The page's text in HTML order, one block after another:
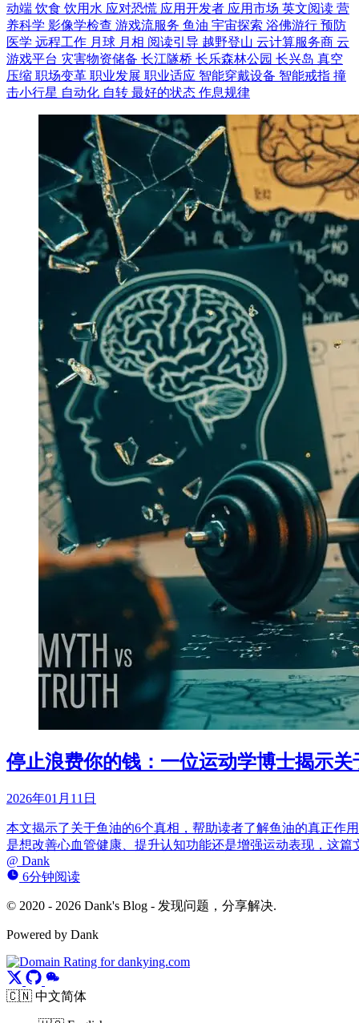
动端 饮食 饮用水 应对恐慌 应用开发者 应用市场 英文阅读 营
养科学 影像学检查 游戏流服务 鱼油 宇宙探索 浴佛游行 预防
医学 远程工作 月球 月相 阅读引导 越野登山 云计算服务商 云
游戏平台 灾害物资储备 长江隧桥 长乐森林公园 长兴岛 真空
压缩 职场变革 职业发展 职业适应 智能穿戴设备 智能戒指 撞
击小行星 自动化 自转 最好的状态 作息规律
停止浪费你的钱：一位运动学博士揭示关
2026年01月11日
本文揭示了关于鱼油的6个真相，帮助读者了解鱼油的真正作
是想改善心血管健康、提升认知功能还是增强运动表现，这
@ Dank
6分钟阅读
© 2020 - 2026 Dank's Blog - 发现问题，分享解决.
Powered by Dank
🇨🇳 中文简体